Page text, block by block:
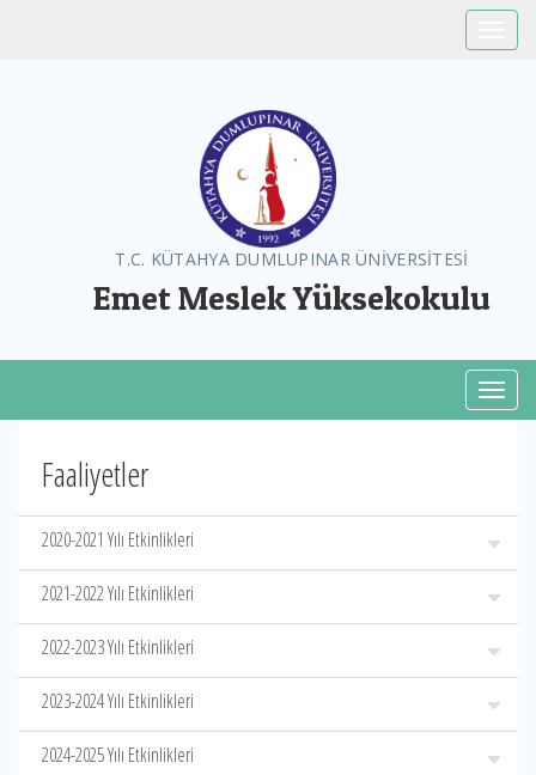
T.C. KÜTAHYA DUMLUPINAR ÜNİVERSİTESİ
Emet Meslek Yüksekokulu
Faaliyetler
2020-2021 Yılı Etkinlikleri
2021-2022 Yılı Etkinlikleri
2022-2023 Yılı Etkinlikleri
2023-2024 Yılı Etkinlikleri
2024-2025 Yılı Etkinlikleri